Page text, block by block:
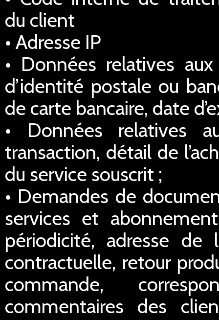
du client
• Adresse IP
• Données relatives
d’identité postale ou
de carte bancaire, date
• Données relatives
transaction, détail de
du service souscrit ;
• Demandes de
services et
périodicité, adresse de
contractuelle, retour
commande,
commentaires des